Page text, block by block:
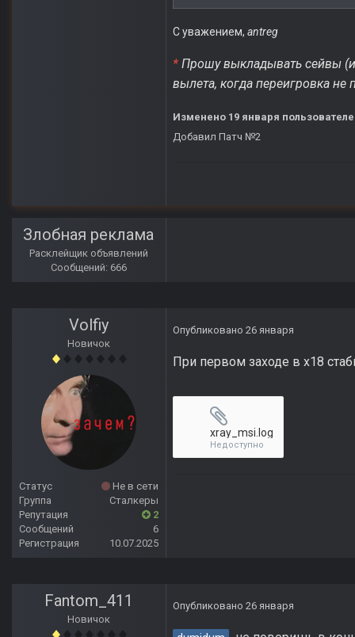
С уважением, antreg
* Прошу выкладывать сейвы (и
вылета, когда переигровка не
Изменено 19 января
Добавил Патч №2
Злобная реклама
Расклейщик объявлений
Сообщений: 666
Volfiy
Новичок
Статус
Не в сети
Группа
Сталкеры
Репутация
2
Сообщений
6
Регистрация
10.07.2025
Опубликовано 26 января
При первом заходе в х18
xray_msi.log
Недоступно
Fantom_411
Новичок
Опубликовано 26 января